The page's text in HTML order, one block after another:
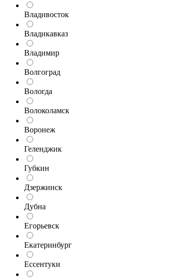
Владивосток
Владикавказ
Владимир
Волгоград
Вологда
Волоколамск
Воронеж
Геленджик
Губкин
Дзержинск
Дубна
Егорьевск
Екатеринбург
Ессентуки